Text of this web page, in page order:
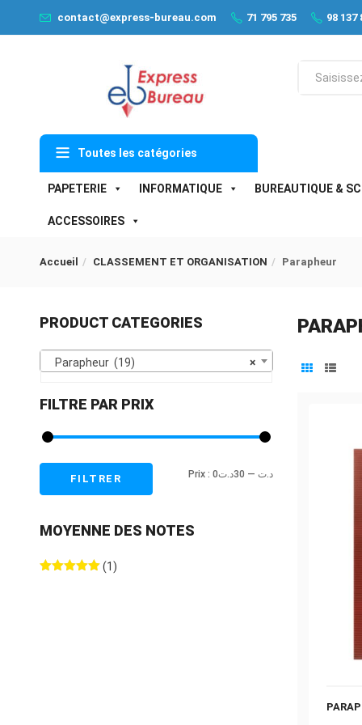
contact@express-bureau.com 71 795 735 98 137
Toutes les catégories
INFORMATIQUE
PAPETERIE BUREAUTIQUE &
ACCESSOIRES
Accueil CLASSEMENT ET ORGANISATION Parapheur
PRODUCT CATEGORIES
×
Parapheur (19)
FILTRE PAR PRIX
Prix
Prix
FILTRER Prix : 0د.ت — 30د.ت
MOYENNE DES NOTES
(1)